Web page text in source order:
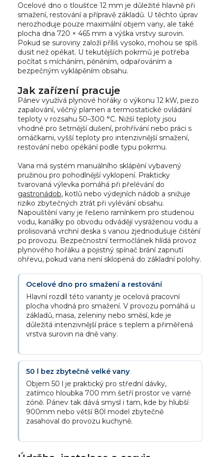
Ocelové dno o tloušťce 12 mm je důležité hlavně při
smažení, restování a přípravě základů. U těchto úprav
nerozhoduje pouze maximální objem vany, ale také
plocha dna 720 × 465 mm a výška vrstvy surovin.
Pokud se suroviny založí příliš vysoko, mohou se spíš
dusit než opékat. U tekutějších pokrmů je potřeba
počítat s mícháním, pěněním, odpařováním a
bezpečným vyklápěním obsahu.
Jak zařízení pracuje
Pánev využívá plynové hořáky o výkonu 12 kW, piezo
zapalování, věčný plamen a termostatické ovládání
teploty v rozsahu 50–300 °C. Nižší teploty jsou
vhodné pro šetrnější dušení, prohřívání nebo práci s
omáčkami, vyšší teploty pro intenzivnější smažení,
restování nebo opékání podle typu pokrmu.
Vana má systém manuálního sklápění vybavený
pružinou pro pohodlnější vyklopení. Prakticky
tvarovaná výlevka pomáhá při přelévání do
gastronádob, kotlů nebo výdejních nádob a snižuje
riziko zbytečných ztrát při vylévání obsahu.
Napouštění vany je řešeno ramínkem pro studenou
vodu, kanálky po obvodu odvádějí vysráženou vodu a
prolisovaná vrchní deska s vanou zjednodušuje čištění
po provozu. Bezpečnostní termočlánek hlídá provoz
plynového hořáku a pojistný spínač brání zapnutí
ohřevu, pokud vana není sklopená do základní polohy.
Ocelové dno pro smažení a restování
Hlavní rozdíl této varianty je ocelová pracovní
plocha vhodná pro smažení. V provozu pomáhá u
základů, masa, zeleniny nebo směsí, kde je
důležitá intenzivnější práce s teplem a přiměřená
vrstva surovin na dně vany.
50 l bez zbytečně velké vany
Objem 50 l je praktický pro střední dávky,
zatímco hloubka 700 mm šetří prostor ve varné
zóně. Pánev tak dává smysl i tam, kde by hlubší
900mm nebo větší 80l model zbytečně
zasahoval do provozu kuchyně.